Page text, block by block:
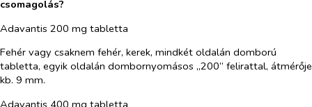
csomagolás?
Adavantis 200 mg tabletta
Fehér vagy csaknem fehér, kerek, mindkét oldalán domború
tabletta, egyik oldalán dombornyomásos „200” felirattal, átmérője
kb. 9 mm.
Adavantis 400 mg tabletta